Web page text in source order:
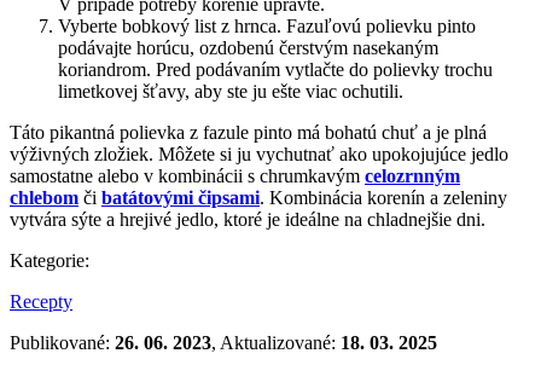
Vyberte bobkový list z hrnca. Fazuľovú polievku pinto
podávajte horúcu, ozdobenú čerstvým nasekaným
koriandrom. Pred podávaním vytlačte do polievky trochu
limetkovej šťavy, aby ste ju ešte viac ochutili.
Táto pikantná polievka z fazule pinto má bohatú chuť a je plná
výživných zložiek. Môžete si ju vychutnať ako upokojujúce jedlo
samostatne alebo v kombinácii s chrumkavým celozrnným
chlebom či batátovými čipsami. Kombinácia korenín a zeleniny
vytvára sýte a hrejivé jedlo, ktoré je ideálne na chladnejšie dni.
Kategorie:
Recepty
Publikované: 26. 06. 2023, Aktualizované: 18. 03. 2025